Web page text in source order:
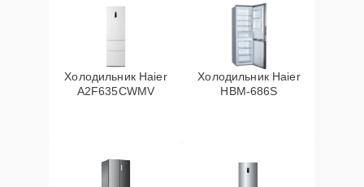
Холодильник Haier
A2F635CWMV
Холодильник Haier
HBM-686S